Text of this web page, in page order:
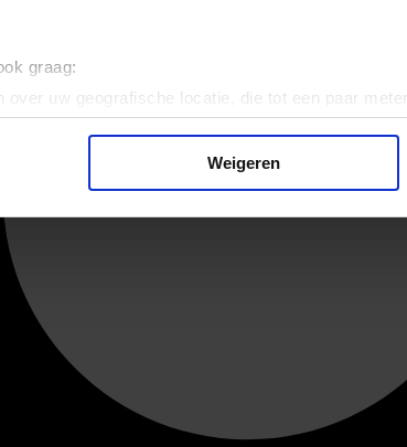
graag:
over uw geografische locatie, die tot een paar
door het actief te scannen op specifieke
gegevens worden verwerkt en stel uw
en advertenties te personaliseren, om functies
Ook delen we informatie over uw gebruik van
Deze partners kunnen deze gegevens
op basis van uw gebruik van hun services.
Weigeren